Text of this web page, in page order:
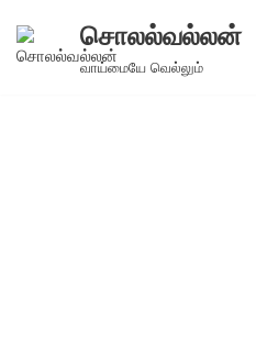
Skip
சொலல்வல்லன்
வாய்மையே வெல்லும்